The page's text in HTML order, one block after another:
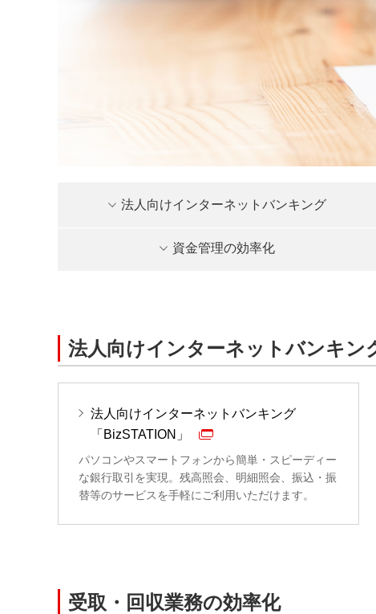
法人向けインターネットバンキング
資金管理の効率化
法人向けインターネットバンキン
法人向けインターネットバンキング
「BizSTATION」
パソコンやスマートフォンから簡単・スピーディー
な銀行取引を実現。残高照会、明細照会、振込・振
替等のサービスを手軽にご利用いただけます。
受取・回収業務の効率化